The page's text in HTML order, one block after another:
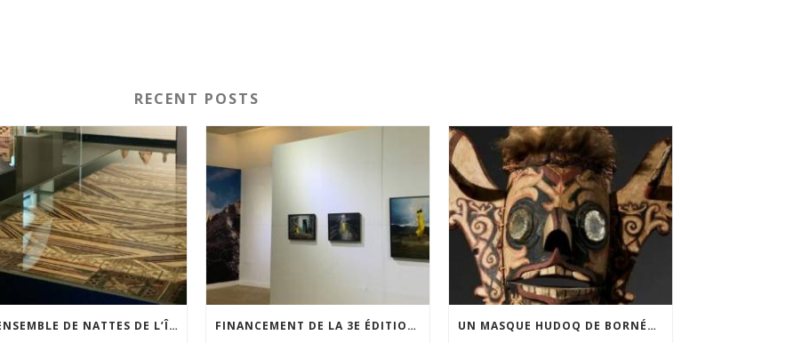
RECENT POSTS
UN ENSEMBLE DE NATTES DE L’ÎLE DE WAIGEO RESTAURÉ GRÂCE AU SOUTIEN DU CERCLE LÉVI-STRAUSS FINANCEMENT DE LA 3E ÉDITION DE L’EXPOSITION DU PRIX POUR LA PHOTOGRAPHIE PAR LE CERCLE POUR LA PHOTOGRAPHIE ET L’ART CONTEMPORAIN UN MASQUE HUDOQ DE BORNÉO ACQUIS GRÂCE AU SOUTIEN DU CERCLE LÉVI-STRAUSS